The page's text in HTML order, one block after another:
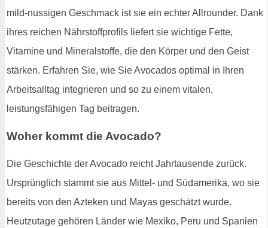
mild-nussigen Geschmack ist sie ein echter Allrounder. Dank
ihres reichen Nährstoffprofils liefert sie wichtige Fette,
Vitamine und Mineralstoffe, die den Körper und den Geist
stärken. Erfahren Sie, wie Sie Avocados optimal in Ihren
Arbeitsalltag integrieren und so zu einem vitalen,
leistungsfähigen Tag beitragen.
Woher kommt die Avocado?
Die Geschichte der Avocado reicht Jahrtausende zurück.
Ursprünglich stammt sie aus Mittel- und Südamerika, wo sie
bereits von den Azteken und Mayas geschätzt wurde.
Heutzutage gehören Länder wie Mexiko, Peru und Spanien